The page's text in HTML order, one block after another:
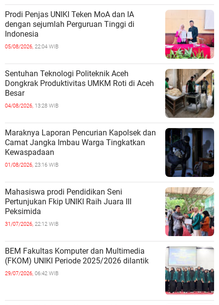
Prodi Penjas UNIKI Teken MoA dan IA
dengan sejumlah Perguruan Tinggi di
Indonesia
05/08/2026, 22:04 WIB
Sentuhan Teknologi Politeknik Aceh
Dongkrak Produktivitas UMKM Roti di Aceh
Besar
04/08/2026, 13:28 WIB
Maraknya Laporan Pencurian Kapolsek dan
Camat Jangka Imbau Warga Tingkatkan
Kewaspadaan
01/08/2026, 23:16 WIB
Mahasiswa prodi Pendidikan Seni
Pertunjukan Fkip UNIKI Raih Juara III
Peksimida
31/07/2026, 22:12 WIB
BEM Fakultas Komputer dan Multimedia
(FKOM) UNIKI Periode 2025/2026 dilantik
29/07/2026, 06:42 WIB